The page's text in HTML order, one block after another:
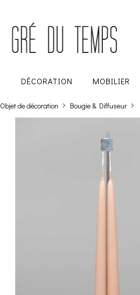
DÉCORATION MOBILIER
Objet de décoration Bougie & Diffuseur